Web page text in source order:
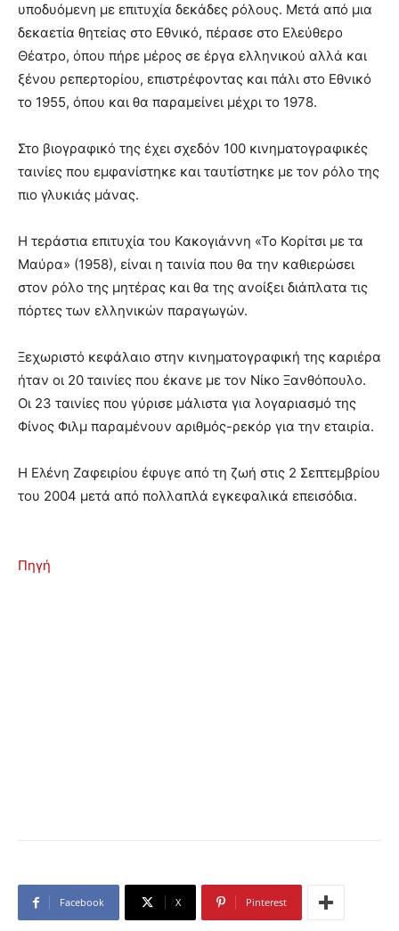
υποδυόμενη με επιτυχία δεκάδες ρόλους. Μετά από μια
δεκαετία θητείας στο Εθνικό, πέρασε στο Ελεύθερο
Θέατρο, όπου πήρε μέρος σε έργα ελληνικού αλλά και
ξένου ρεπερτορίου, επιστρέφοντας και πάλι στο Εθνικό
το 1955, όπου και θα παραμείνει μέχρι το 1978.
Στο βιογραφικό της έχει σχεδόν 100 κινηματογραφικές
ταινίες που εμφανίστηκε και ταυτίστηκε με τον ρόλο της
πιο γλυκιάς μάνας.
Η τεράστια επιτυχία του Κακογιάννη «Το Κορίτσι με τα
Μαύρα» (1958), είναι η ταινία που θα την καθιερώσει
στον ρόλο της μητέρας και θα της ανοίξει διάπλατα τις
πόρτες των ελληνικών παραγωγών.
Ξεχωριστό κεφάλαιο στην κινηματογραφική της καριέρα
ήταν οι 20 ταινίες που έκανε με τον Νίκο Ξανθόπουλο.
Οι 23 ταινίες που γύρισε μάλιστα για λογαριασμό της
Φίνος Φιλμ παραμένουν αριθμός-ρεκόρ για την εταιρία.
Η Ελένη Ζαφειρίου έφυγε από τη ζωή στις 2 Σεπτεμβρίου
του 2004 μετά από πολλαπλά εγκεφαλικά επεισόδια.
Πηγή
Facebook X Pinterest